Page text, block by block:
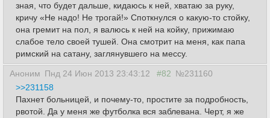
зная, что будет дальше, кидаюсь к ней, хватаю за руку,
кричу «Не надо! Не трогай!» Споткнулся о какую-то стойку,
она гремит на пол, я валюсь к ней на койку, прижимаю
слабое тело своей тушей. Она смотрит на меня, как папа
римский на сатану, заглянувшего на мессу.
Аноним Пнд 24 Июн 2013 23:43:12 #82 №231160
>>231158
Пахнет больницей, и почему-то, простите за подробность,
рвотой. Да у меня же футболка вся заблевана. Черт, я же